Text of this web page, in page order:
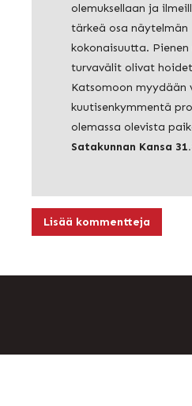
olemuksellaan ja
tärkeä osa näytelmän
kokonaisuutta.
turvavälit olivat
Katsomoon myydään
kuutisenkymmentä
olemassa olevista
Satakunnan Kansa
Lisää kommentteja